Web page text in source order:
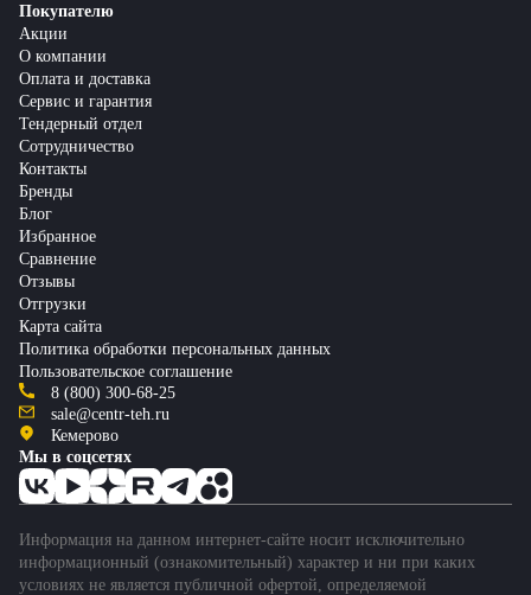
Покупателю
Акции
О компании
Оплата и доставка
Сервис и гарантия
Тендерный отдел
Сотрудничество
Контакты
Бренды
Блог
Избранное
Сравнение
Отзывы
Отгрузки
Карта сайта
Политика обработки персональных данных
Пользовательское соглашение
8 (800) 300-68-25
sale@centr-teh.ru
Кемерово
Мы в соцсетях
Информация на данном интернет-сайте носит исключительно
информационный (ознакомительный) характер и ни при каких
условиях не является публичной офертой, определяемой